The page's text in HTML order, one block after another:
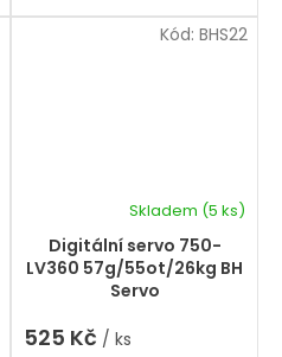
Digitální servo 750-
LV360 57g/55ot/26kg BH
Servo
Skladem (5 ks)
525 Kč / ks
Kód: BHS22